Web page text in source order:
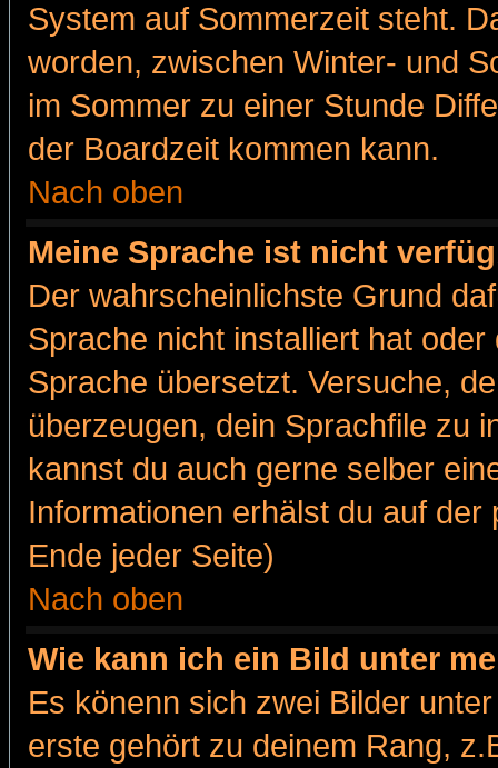
System auf Sommerzeit steht.
worden, zwischen Winter- und
im Sommer zu einer Stunde
der Boardzeit kommen kann.
Nach oben
Meine Sprache ist nicht
Der wahrscheinlichste Grund
Sprache nicht installiert hat
Sprache übersetzt. Versuche,
überzeugen, dein Sprachfile zu
kannst du auch gerne selber
Informationen erhälst du auf
Ende jeder Seite)
Nach oben
Wie kann ich ein Bild unter
Es könenn sich zwei Bilder
erste gehört zu deinem Rang,